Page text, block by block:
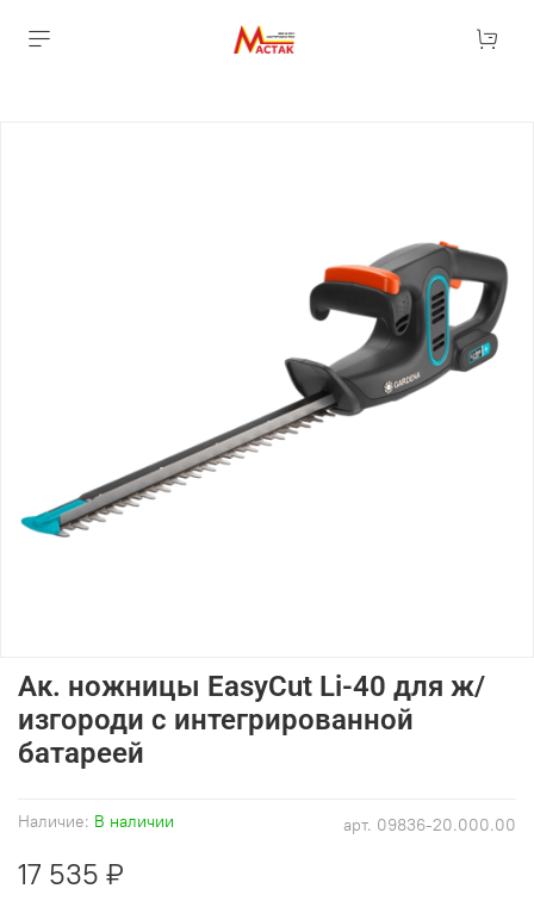
арт. 09836-20.000.00
Наличие: В наличии
Ак. ножницы EasyCut Li-40 для ж/
изгороди с интегрированной
батареей
17 535 ₽